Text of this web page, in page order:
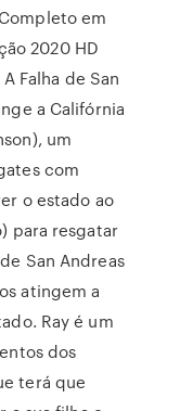
em
2020 HD
Falha de San
a Califórnia
um
com
o estado ao
para resgatar
San Andreas
atingem a
Ray é um
dos
terá que